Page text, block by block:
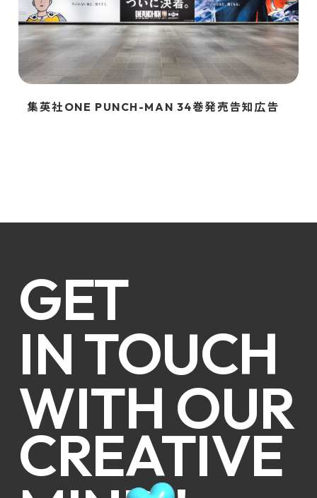
集英社ONE PUNCH-MAN 34巻発売告知広告
GET
IN TOUCH
WITH OUR
CREATIVE